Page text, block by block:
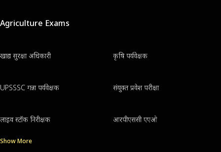
Agriculture Exams
खाद्य सुरक्षा अधिकारी कृषि पर्यवेक्षक
UPSSSC गन्ना पर्यवेक्षक संयुक्त प्रवेश परीक्षा
लाइव स्टॉक निरीक्षक आरपीएससी एएओ
Show More